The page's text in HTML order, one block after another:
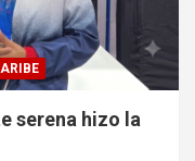
serena hizo la